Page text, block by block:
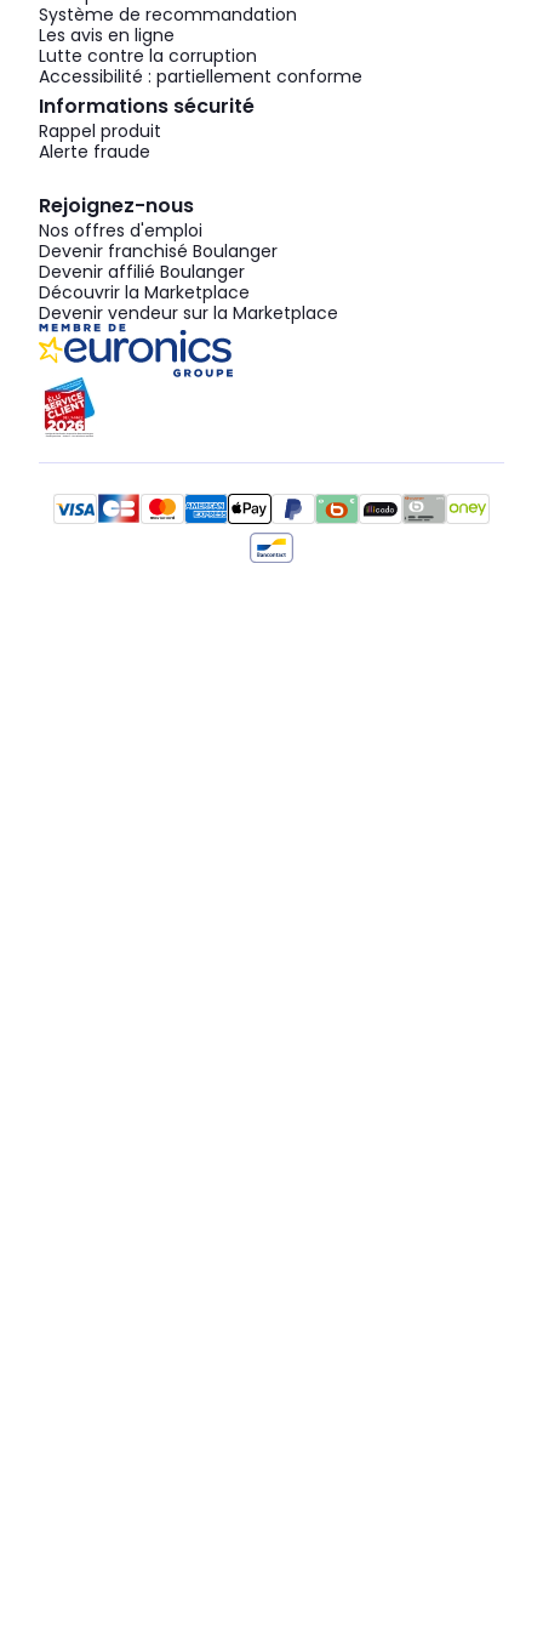
Système de recommandation
Les avis en ligne
Lutte contre la corruption
Accessibilité : partiellement conforme
Informations sécurité
Rappel produit
Alerte fraude
Rejoignez-nous
Nos offres d'emploi
Devenir franchisé Boulanger
Devenir affilié Boulanger
Découvrir la Marketplace
Devenir vendeur sur la Marketplace